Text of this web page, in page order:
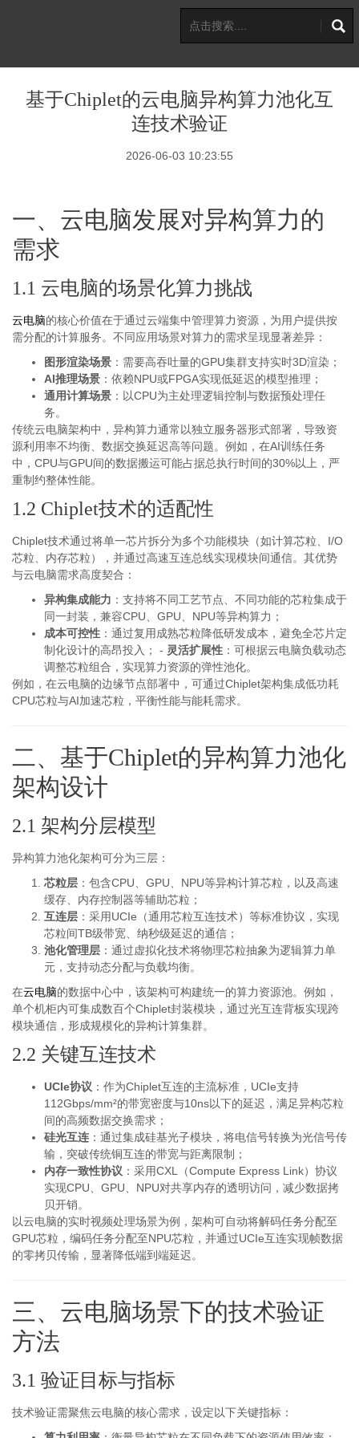
基于Chiplet的云电脑异构算力池化互
连技术验证
2026-06-03 10:23:55
一、云电脑发展对异构算力的
需求
1.1 云电脑的场景化算力挑战
云电脑的核心价值在于通过云端集中管理算力资源，为用户提供按
需分配的计算服务。不同应用场景对算力的需求呈现显著差异：
图形渲染场景 ：需要高吞吐量的GPU集群支持实时3D渲染；
AI推理场景 ：依赖NPU或FPGA实现低延迟的模型推理；
通用计算场景 ：以CPU为主处理逻辑控制与数据预处理任
务。
传统云电脑架构中，异构算力通常以独立服务器形式部署，导致资
源利用率不均衡、数据交换延迟高等问题。例如，在AI训练任务
中，CPU与GPU间的数据搬运可能占据总执行时间的30%以上，严
重制约整体性能。
1.2 Chiplet技术的适配性
Chiplet技术通过将单一芯片拆分为多个功能模块（如计算芯粒、I/O
芯粒、内存芯粒），并通过高速互连总线实现模块间通信。其优势
与云电脑需求高度契合：
异构集成能力 ：支持将不同工艺节点、不同功能的芯粒集成于
同一封装，兼容CPU、GPU、NPU等异构算力；
成本可控性 ：通过复用成熟芯粒降低研发成本，避免全芯片定
制化设计的高昂投入； - 灵活扩展性 ：可根据云电脑负载动态
调整芯粒组合，实现算力资源的弹性池化。
例如，在云电脑的边缘节点部署中，可通过Chiplet架构集成低功耗
CPU芯粒与AI加速芯粒，平衡性能与能耗需求。
二、基于Chiplet的异构算力池化
架构设计
2.1 架构分层模型
异构算力池化架构可分为三层：
芯粒层 ：包含CPU、GPU、NPU等异构计算芯粒，以及高速
缓存、内存控制器等辅助芯粒；
互连层 ：采用UCIe（通用芯粒互连技术）等标准协议，实现
芯粒间TB级带宽、纳秒级延迟的通信；
池化管理层 ：通过虚拟化技术将物理芯粒抽象为逻辑算力单
元，支持动态分配与负载均衡。
在云电脑的数据中心中，该架构可构建统一的算力资源池。例如，
单个机柜内可集成数百个Chiplet封装模块，通过光互连背板实现跨
模块通信，形成规模化的异构计算集群。
2.2 关键互连技术
UCIe协议 ：作为Chiplet互连的主流标准，UCIe支持
112Gbps/mm²的带宽密度与10ns以下的延迟，满足异构芯粒
间的高频数据交换需求；
硅光互连 ：通过集成硅基光子模块，将电信号转换为光信号传
输，突破传统铜互连的带宽与距离限制；
内存一致性协议 ：采用CXL（Compute Express Link）协议
实现CPU、GPU、NPU对共享内存的透明访问，减少数据拷
贝开销。
以云电脑的实时视频处理场景为例，架构可自动将解码任务分配至
GPU芯粒，编码任务分配至NPU芯粒，并通过UCIe互连实现帧数据
的零拷贝传输，显著降低端到端延迟。
三、云电脑场景下的技术验证
方法
3.1 验证目标与指标
技术验证需聚焦云电脑的核心需求，设定以下关键指标：